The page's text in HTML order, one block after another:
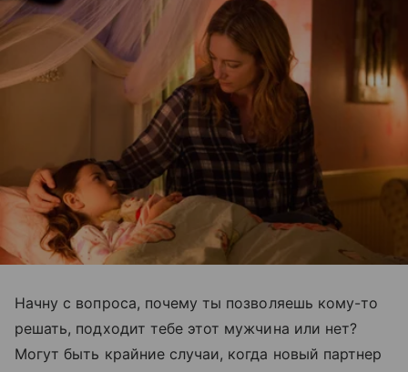
Начну с вопроса, почему ты позволяешь кому-то
решать, подходит тебе этот мужчина или нет?
Могут быть крайние случаи, когда новый партнер